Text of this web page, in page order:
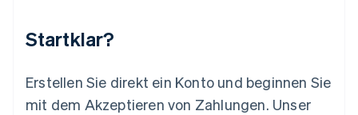
Startklar?
Erstellen Sie direkt ein Konto und beginnen Sie
mit dem Akzeptieren von Zahlungen. Unser
Español English
Niederlande
NederlandsEnglish